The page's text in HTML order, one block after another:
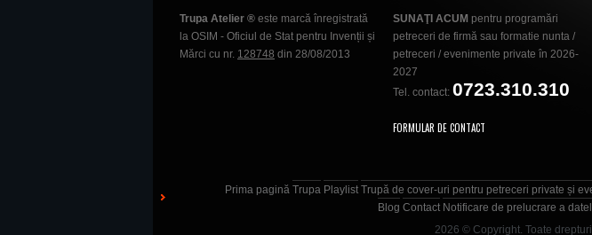
Trupa Atelier ® este marcă înregistrată
la OSIM - Oficiul de Stat pentru Invenții și
Mărci cu nr. 128748 din 28/08/2013
SUNAŢI ACUM pentru programări
petreceri de firmă sau formatie nunta /
petreceri / evenimente private în 2026-
2027
Tel. contact: 0723.310.310
FORMULAR DE CONTACT
Prima pagină Trupa Playlist Trupă de cover-uri pentru petreceri private și
Blog Contact Notificare de prelucrare a
2026 © Copyright. Toate